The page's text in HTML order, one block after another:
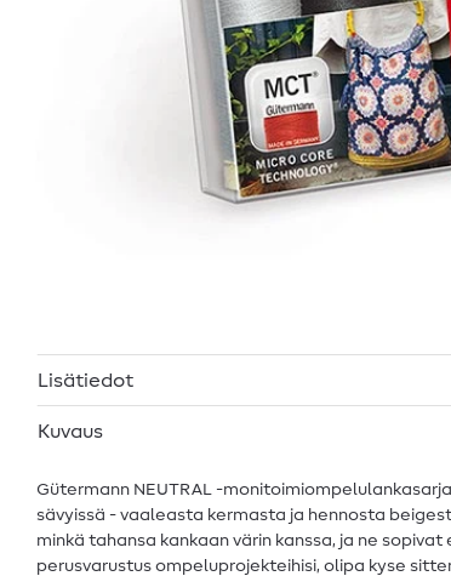
Lisätiedot
Kuvaus
Gütermann NEUTRAL -
sävyissä - vaaleasta kermasta ja hennosta
minkä tahansa kankaan värin kanssa, ja ne
perusvarustus ompeluprojekteihisi, olipa kyse